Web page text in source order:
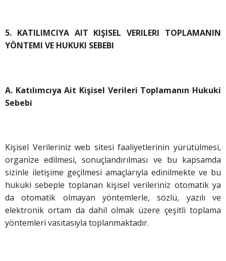
5. KATILIMCIYA AIT KIŞISEL VERILERI TOPLAMANIN
YÖNTEMI VE HUKUKI SEBEBI
A. Katılımcıya Ait Kişisel Verileri Toplamanın Hukuki
Sebebi
Kişisel Verileriniz web sitesi faaliyetlerinin yürütülmesi,
organize edilmesi, sonuçlandırılması ve bu kapsamda
sizinle iletişime geçilmesi amaçlarıyla edinilmekte ve bu
hukuki sebeple toplanan kişisel verileriniz otomatik ya
da otomatik olmayan yöntemlerle, sözlü, yazılı ve
elektronik ortam da dahil olmak üzere çeşitli toplama
yöntemleri vasıtasıyla toplanmaktadır.